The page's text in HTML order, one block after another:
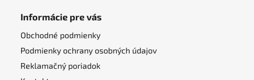
Informácie pre vás
Obchodné podmienky
Podmienky ochrany osobných údajov
Reklamačný poriadok